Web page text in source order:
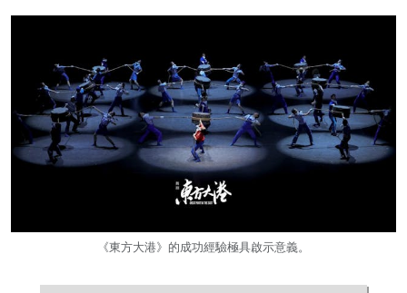
《東方大港》的成功經驗極具啟示意義。